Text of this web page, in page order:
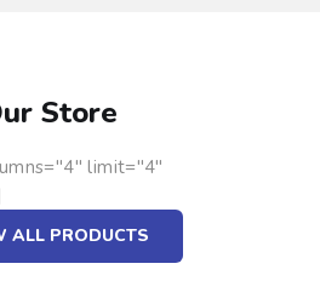
Store
limit="4"
ALL PRODUCTS